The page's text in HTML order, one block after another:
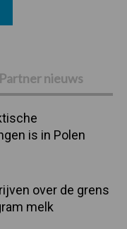
Partner nieuws
is in Polen
over de grens
melk